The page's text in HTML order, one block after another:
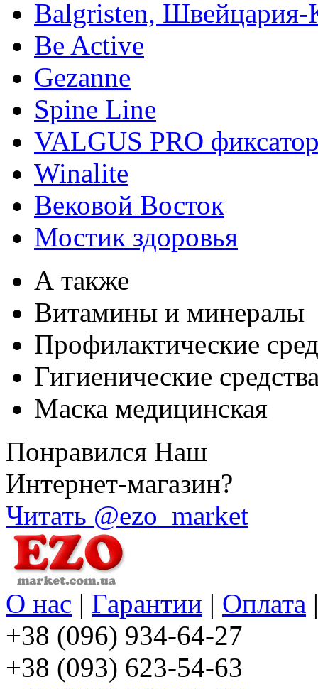
Balgristen,
Be Active
Gezanne
Spine Line
VALGUS PRO
Winalite
Вековой Восток
Мостик здоровья
А также
Витамины и минералы
Профилактические
Гигиенические
Маска медицинская
Понравился Наш
Интернет-магазин?
Читать @ezo_market
О нас | Гарантии | Оплата
+38 (096) 934-64-27
+38 (093) 623-54-63